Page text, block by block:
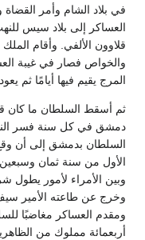
في بلاد الشام وأمر
العساكر إلى بلاد سيس
قلاوون الألفي‏.‏ وأقام
والخواص فصار في غيبة
المرج يقيم فيها أيامًا ثم يعود‏.‏
ثم أسقط السلطان ما كان
دمشق في كل سنة فسر
السلطان بدمشق إلى أن
الأول من سنة ثمان وسبعين
وبين الأمراء لأمور يطول
وخرج عن طاعته الأمير
ومقدم العساكر مغاضبًا
أربعمائة مملوك من